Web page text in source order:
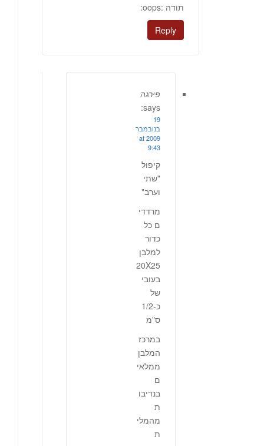
תודה :oops:
Reply
פירגה
says:
19
בנובמבר
2009 at
9:43
קיפול
"שתי
וערב"
מרדדי
ם כל
כדור
למלבן
20X25
בעובי
של
כ-1/2
ס"מ
במרכז
המלבן
ממלאי
ם
בנדיבו
ת
מהמלי
ת